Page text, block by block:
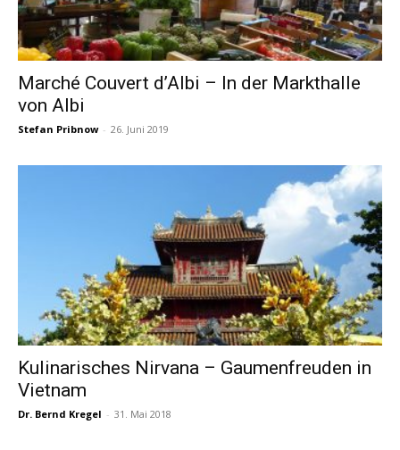
Marché Couvert d’Albi – In der Markthalle
von Albi
Stefan Pribnow - 26. Juni 2019
Kulinarisches Nirvana – Gaumenfreuden in
Vietnam
Dr. Bernd Kregel - 31. Mai 2018